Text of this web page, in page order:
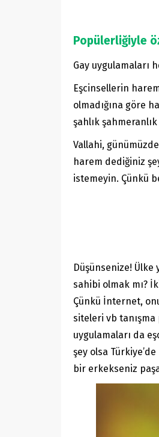
Popülerliğiyle
Gay uygulamaları
Eşcinsellerin
olmadığına göre
şahlık
Vallahi,
harem dediğiniz
istemeyin. Çünkü
Düşünsenize!
sahibi olmak mı?
Çünkü İnternet,
siteleri vb tanışma
uygulamaları da
şey olsa
bir erkekseniz